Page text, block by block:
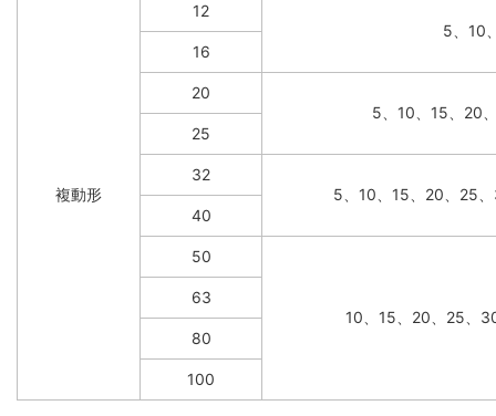
複動形
12
5、10
16
20
5、10、15、20
25
32
5、10、15、20、25
40
50
10、15、20、25、
63
80
100